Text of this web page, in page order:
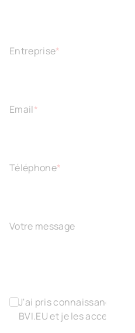
Entreprise*
Email*
Téléphone*
Votre message
J'ai pris connaissance des
BVI.EU et je les accepte.